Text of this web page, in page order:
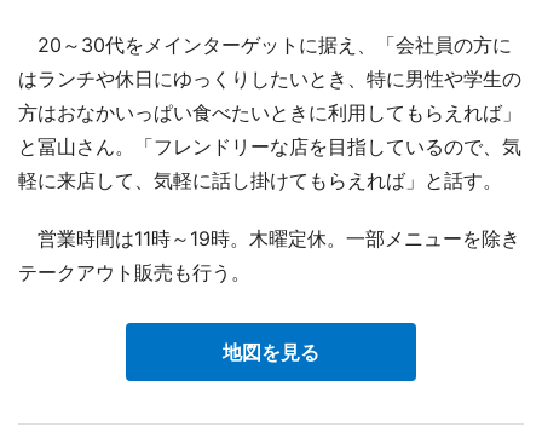
20～30代をメインターゲットに据え、「会社員の方に
はランチや休日にゆっくりしたいとき、特に男性や学生の
方はおなかいっぱい食べたいときに利用してもらえれば」
と冨山さん。「フレンドリーな店を目指しているので、気
軽に来店して、気軽に話し掛けてもらえれば」と話す。
営業時間は11時～19時。木曜定休。一部メニューを除き
テークアウト販売も行う。
地図を見る